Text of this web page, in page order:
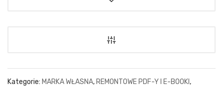
Kategorie: MARKA WŁASNA,REMONTOWE PDF-Y I E-BOOKI,